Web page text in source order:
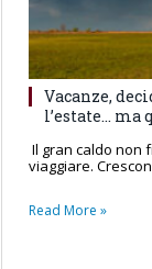
Vacanze,
l’estate… ma
Il gran caldo non
viaggiare.
Read More »